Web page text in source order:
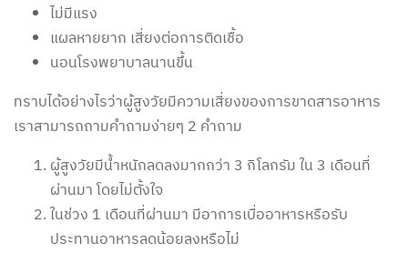
ไม่มีแรง
แผลหายยาก เสี่ยงต่อการติดเชื้อ
นอนโรงพยาบาลนานขึ้น
ทราบได้อย่างไรว่าผู้สูงวัยมีความเสี่ยงของการขาดสารอาหาร
เราสามารถถามคำถามง่ายๆ 2 คำถาม
ผู้สูงวัยมีน้ำหนักลดลงมากกว่า 3 กิโลกรัม ใน 3 เดือนที่
ผ่านมา โดยไม่ตั้งใจ
ในช่วง 1 เดือนที่ผ่านมา มีอาการเบื่ออาหารหรือรับ
ประทานอาหารลดน้อยลงหรือไม่